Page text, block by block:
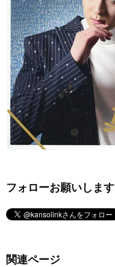
フォローお願いします
関連ページ